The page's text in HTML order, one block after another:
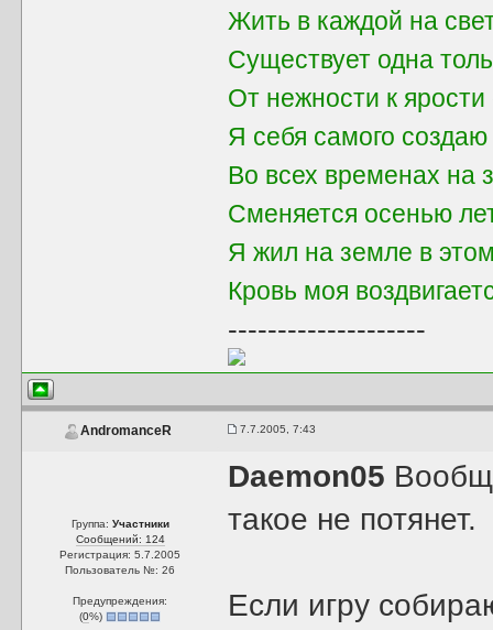
Жить в каждой на
Существует одна
От нежности к ярости
Я себя самого
Во всех временах на
Сменяется осенью
Я жил на земле в
Кровь моя
--------------------
AndromanceR 7.7.2005, 7:43
Группа: Участники
Сообщений: 124
Регистрация: 5.7.2005
Пользователь №: 26
Предупреждения:
(0%)
Daemon05
такое не потянет.
Если игру